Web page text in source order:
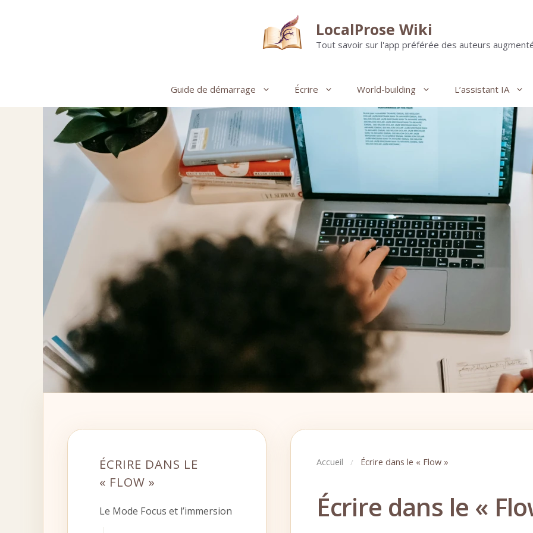
LocalProse Wiki
Tout savoir sur l'app préférée des auteurs
Guide de démarrage Écrire World-building L’assistant IA
Accueil / Écrire dans le « Flow »
Écrire dans le «
ÉCRIRE DANS LE
« FLOW »
Le Mode Focus et l’immersion